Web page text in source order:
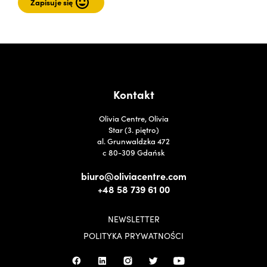
Kontakt
Olivia Centre, Olivia
Star (3. piętro)
al. Grunwaldzka 472
c 80-309 Gdańsk
biuro@oliviacentre.com
+48 58 739 61 00
NEWSLETTER
POLITYKA PRYWATNOŚCI